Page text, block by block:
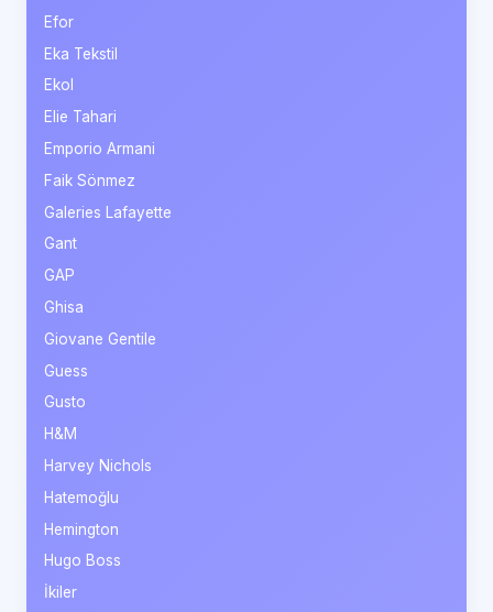
Efor
Eka Tekstil
Ekol
Elie Tahari
Emporio Armani
Faik Sönmez
Galeries Lafayette
Gant
GAP
Ghisa
Giovane Gentile
Guess
Gusto
H&M
Harvey Nichols
Hatemoğlu
Hemington
Hugo Boss
İkiler